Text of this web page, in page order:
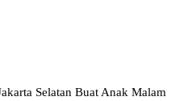
Selatan Buat Anak Malam